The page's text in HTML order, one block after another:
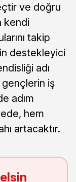
ve doğru
kendi
takip
destekleyici
adı
gençlerin iş
adım
hem
artacaktır.